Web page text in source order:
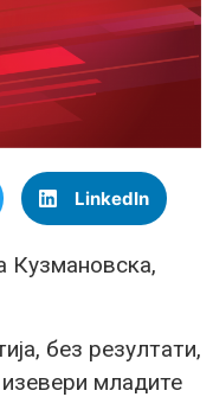
LinkedIn
Кузмановска,
без резултати,
младите